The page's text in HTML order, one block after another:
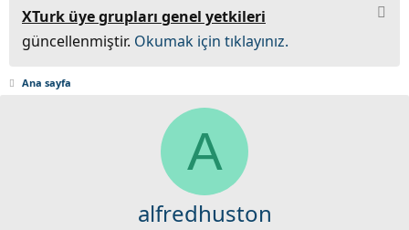
XTurk üye grupları genel yetkileri
güncellenmiştir. Okumak için tıklayınız.
Ana sayfa
A
alfredhuston